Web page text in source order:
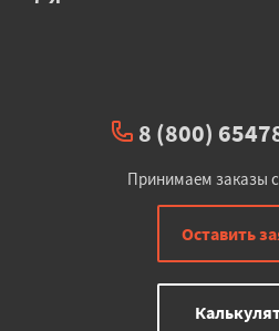
8 (800)
Принимаем заказы с
Оставить